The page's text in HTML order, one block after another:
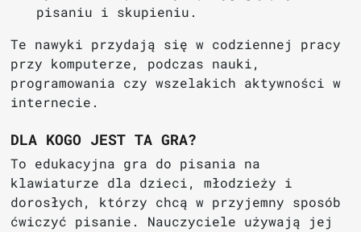
pisaniu i skupieniu.
Te nawyki przydają się w codziennej pracy
przy komputerze, podczas nauki,
programowania czy wszelakich aktywności w
internecie.
DLA KOGO JEST TA GRA?
To edukacyjna gra do pisania na
klawiaturze dla dzieci, młodzieży i
dorosłych, którzy chcą w przyjemny sposób
ćwiczyć pisanie. Nauczyciele używają jej